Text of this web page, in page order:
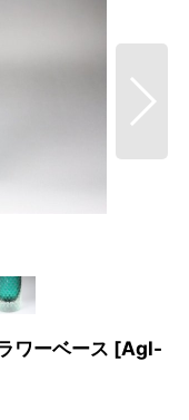
ワーベース [Agl-